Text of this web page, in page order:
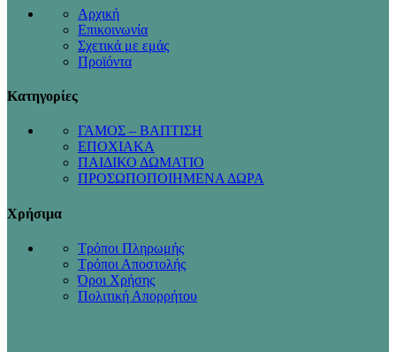
Αρχική
Επικοινωνία
Σχετικά με εμάς
Προϊόντα
Κατηγορίες
ΓΑΜΟΣ – ΒΑΠΤΙΣΗ
ΕΠΟΧΙΑΚΑ
ΠΑΙΔΙΚΟ ΔΩΜΑΤΙΟ
ΠΡΟΣΩΠΟΠΟΙΗΜΕΝΑ ΔΩΡΑ
Χρήσιμα
Τρόποι Πληρωμής
Τρόποι Αποστολής
Όροι Χρήσης
Πολιτική Απορρήτου